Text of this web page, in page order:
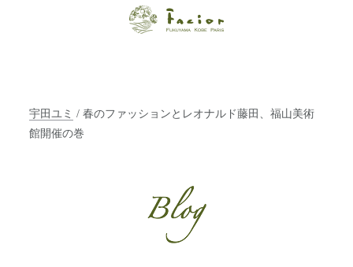
ン ファシオー
ルでご提案しま
す。
宇田ユミ / 春のファッションとレオナルド藤田、福山美術
館開催の巻